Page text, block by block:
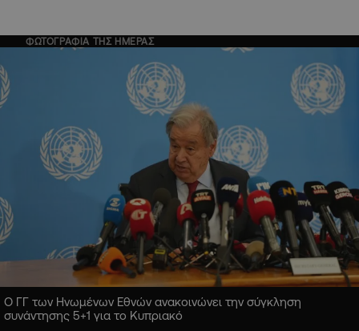
ΦΩΤΟΓΡΑΦΙΑ ΤΗΣ ΗΜΕΡΑΣ
Ο ΓΓ των Ηνωμένων Εθνών ανακοινώνει την σύγκληση
συνάντησης 5+1 για το Κυπριακό